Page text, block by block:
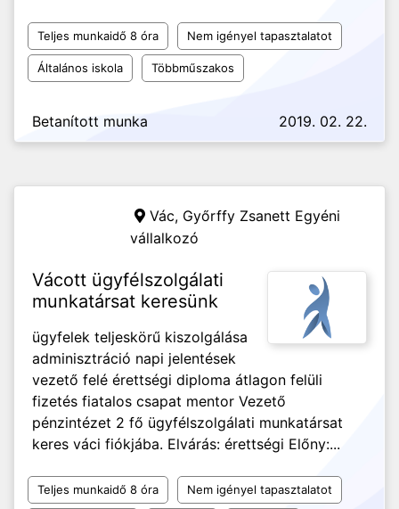
Teljes munkaidő 8 óra Nem igényel tapasztalatot
Általános iskola Többműszakos
Betanított munka 2019. 02. 22.
Vác, Győrffy Zsanett Egyéni
vállalkozó
Vácott ügyfélszolgálati
munkatársat keresünk
ügyfelek teljeskörű kiszolgálása
adminisztráció napi jelentések
vezető felé érettségi diploma átlagon felüli
fizetés fiatalos csapat mentor Vezető
pénzintézet 2 fő ügyfélszolgálati munkatársat
keres váci fiókjába. Elvárás: érettségi Előny:...
Teljes munkaidő 8 óra Nem igényel tapasztalatot